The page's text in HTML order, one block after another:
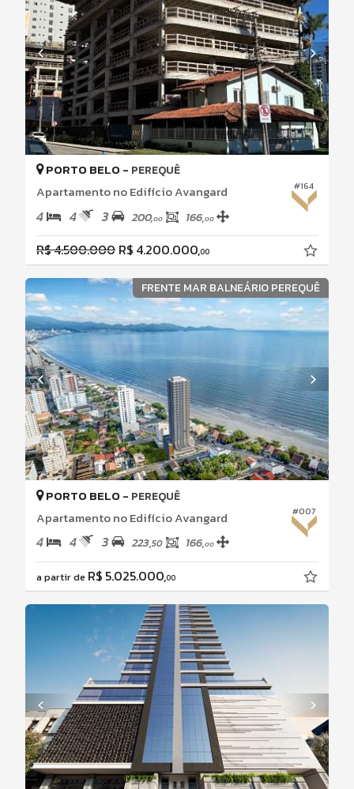
#164
PORTO BELO - PEREQUÊ
Apartamento no Edifício Avangard
4 4 3 200,00 166,00
R$ 4.500.000 R$ 4.200.000,00
FRENTE MAR BALNEÁRIO PEREQUÊ
#007
PORTO BELO - PEREQUÊ
Apartamento no Edifício Avangard
4 4 3 223,50 166,00
a partir de R$ 5.025.000,00